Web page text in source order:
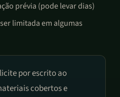
prévia (pode levar dias)
limitada em algumas
por escrito ao
cobertos e